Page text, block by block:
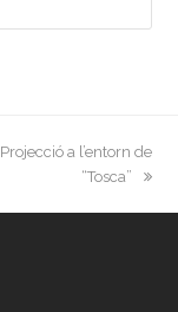
next
Projecció a l’entorn de
“Tosca”